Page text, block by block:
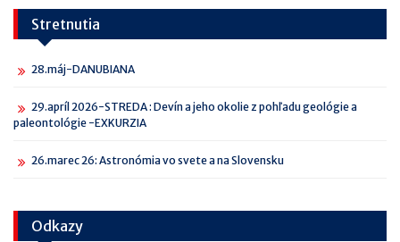
Stretnutia
28.máj-DANUBIANA
29.apríl 2026-STREDA : Devín a jeho okolie z pohľadu geológie a
paleontológie -EXKURZIA
26.marec 26: Astronómia vo svete a na Slovensku
Odkazy